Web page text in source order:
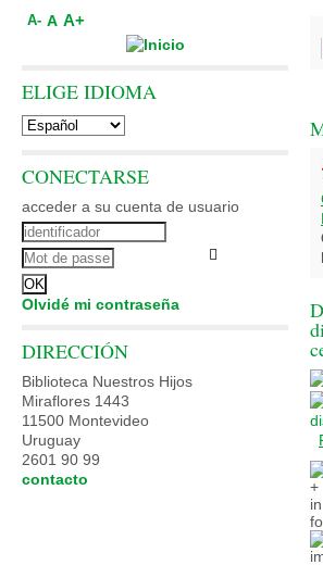
A- A A+
ELIGE IDIOMA
CONECTARSE
acceder a su cuenta de usuario
Olvidé mi contraseña
DIRECCIÓN
Biblioteca Nuestros Hijos
Miraflores 1443
11500 Montevideo
Uruguay
2601 90 99
contacto